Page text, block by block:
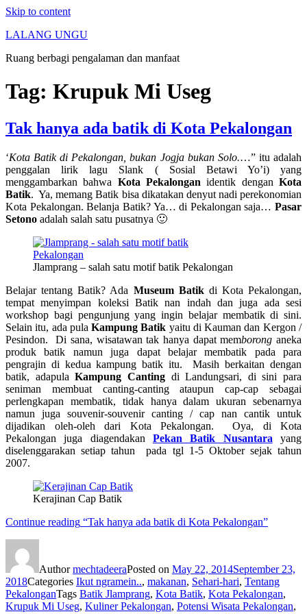
Skip to content
LALANG UNGU
Ruang berbagi pengalaman dan manfaat
Tag: Krupuk Mi Useg
Tak hanya ada batik di Kota Pekalongan
‘Kota Batik di Pekalongan, bukan Jogja bukan Solo.…” itu adalah
penggalan lirik lagu Slank ( Sosial Betawi Yo’i) yang
menggambarkan bahwa Kota Pekalongan identik denganKota
Batik. Ya, memang Batik bisa dikatakan denyut nadi perekonomian
Kota Pekalongan. Belanja Batik? Ya… di Pekalongan saja… Pasar
Setono adalah salah satu pusatnya 🙂
Jlamprang – salah satu motif batik Pekalongan
Belajar tentang Batik? Ada Museum Batikdi Kota Pekalongan,
tempat menyimpan koleksi Batik nan indah dan juga ada sesi
workshop bagi pengunjung yang ingin belajar membatik di sini.
Selain itu, ada pulaKampung Batik yaitu di Kauman dan Kergon /
Pesindon. Di sana, wisatawan tak hanya dapat memborong aneka
produk batik namun juga dapat belajar membatik pada para
pengrajin di kedua kampung batik itu. Masih berkaitan dengan
batik, adapulaKampung Canting di Landungsari, di sini para
seniman membuat canting-canting ataupun cap-cap sebagai
perlengkapan membatik, tidak hanya dalam ukuran sebenarnya
namun juga souvenir-souvenir canting / cap nan cantik untuk
dijadikan oleh-oleh dari Kota Pekalongan. Oya, di Kota
Pekalongan juga diagendakan Pekan Batik Nusantara yang
diselenggarakan setiap tahun pada tgl 1-5 Oktober sejak tahun
2007.
Kerajinan Cap Batik
Continue reading “Tak hanya ada batik di Kota Pekalongan”
AuthormechtadeeraPosted on May 22, 2014September 23,
2018Categories Ikut ngramein.., makanan, Sehari-hari, Tentang
PekalonganTags Batik Jlamprang, Kota Batik, Kota Pekalongan,
Krupuk Mi Useg, Kuliner Pekalongan, Potensi Wisata Pekalongan,